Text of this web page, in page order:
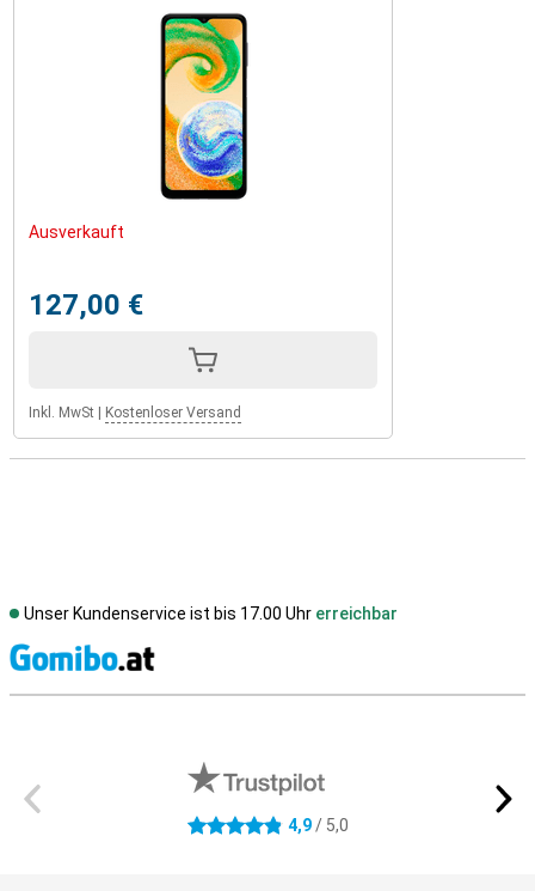
Ausverkauft
127,00 €
Inkl. MwSt | Kostenloser Versand
Unser Kundenservice ist bis 17.00 Uhr erreichbar
4.9 Sterne 4,9/ 5,0